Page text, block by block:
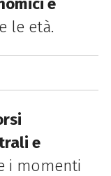
le età.
e
i momenti